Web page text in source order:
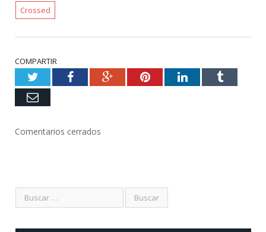
Crossed
COMPARTIR
TwitterFacebookGoogle+PinterestLinkedInTumblr
Email
Comentarios cerrados